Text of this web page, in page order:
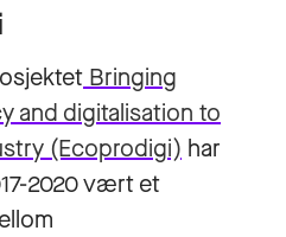
Bringing
and digitalisation to
(Ecoprodigi) har
2020 vært et